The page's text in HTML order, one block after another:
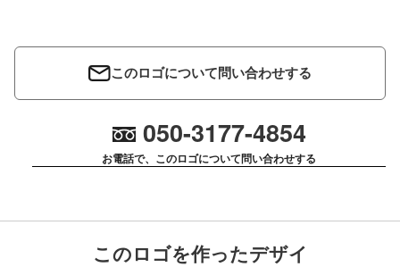
このロゴについて問い合わせする
050-3177-4854
お電話で、このロゴについて問い合わせする
このロゴを作ったデザイ